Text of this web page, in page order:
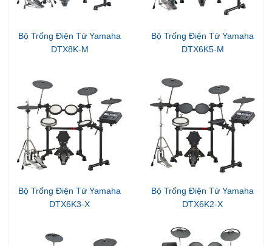
Bộ Trống Điện Tử Yamaha
DTX8K-M
Bộ Trống Điện Tử Yamaha
DTX6K5-M
Bộ Trống Điện Tử Yamaha
DTX6K3-X
Bộ Trống Điện Tử Yamaha
DTX6K2-X